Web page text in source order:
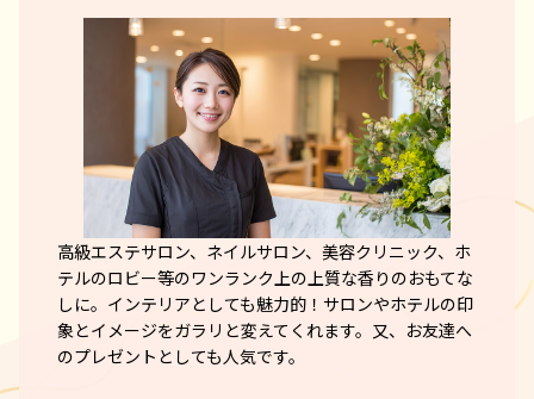
高級エステサロン、ネイルサロン、美容クリニック、ホ
テルのロビー等のワンランク上の上質な香りのおもてな
しに。インテリアとしても魅力的！サロンやホテルの印
象とイメージをガラリと変えてくれます。又、お友達へ
のプレゼントとしても人気です。